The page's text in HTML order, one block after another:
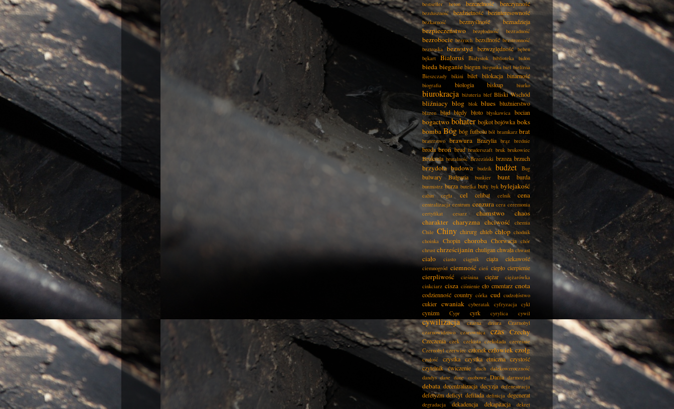
bestseller
beton bezczelność bezczynność
bezduszność bezdzietność bezinteresowność
bezkarność bezmyślność beznadzieja
bezpieczeństwo bezpłodność bezradność
bezrobocie bezruch bezsilność bezstronność
beztroska bezwstyd bezwzględność bęben
bękart
Białoruś Białystok biblioteka bidon
bieda bieganie biegun biegunka biel bielizna
Bieszczady
bikini bilet bilokacja binarność
biografia biologia biskup biurko
biurokracja biżuteria blef Bliski Wschód
bliźniacy blog blok blues bluźnierstwo
błazen błąd błędy błoto błyskawica bocian
bogactwo bohater bojkot bojówka boks
bomba Bóg bóg futbolu ból bramkarz brat
braterstwo brawura Brazylia brąz brednie
broda broń brud bruderszaft bruk brukowiec
Bruksela brutalność Brzeziński brzoza brzuch
brzydota budowa budzik budżet Bug
bulwary Bułgaria bunkier bunt burda
burmistrz burza butelka buty byk bylejakość
całun cegła cel celibat celnik cena
centralizacja centrum cenzura cera ceremonia
certyfikat
cesarz chamstwo
chaos
charakter charyzma chciwość
chemia
Chile Chiny chirurg chleb chłop chodnik
choinka Chopin choroba Chorwacja chór
chrust chrześcijanin chuligan chwała chwast
ciało ciasto ciągnik ciąża ciekawość
ciemnogród ciemność cień ciepło cierpienie
cierpliwość cieśnina ciężar
ciężarówka
cinkciarz cisza ciśnienie cło cmentarz cnota
codzienność country córka cud cudzołóstwo
cukier cwaniak cyberatak cyfryzacja cykl
cynizm Cypr cyrk cyrylica cywil
cywilizacja czarna dziura
Czarnobyl
czarnowidztwo
czarownica czas Czechy
Czeczenia czek czekista czekolada czereśnie
Czernobyl czerwiec członek człowiek czołg
czułość czystka czystka etniczna czystość
czytelnik ćwiczenie dach
dalekowzroczność
dandys dane dane osobowe Dania darmozjad
debata decentralizacja decyzja defenestracja
defetyzm deficyt defilada definicja degenerat
degradacja dekadencja dekapitacja dekret